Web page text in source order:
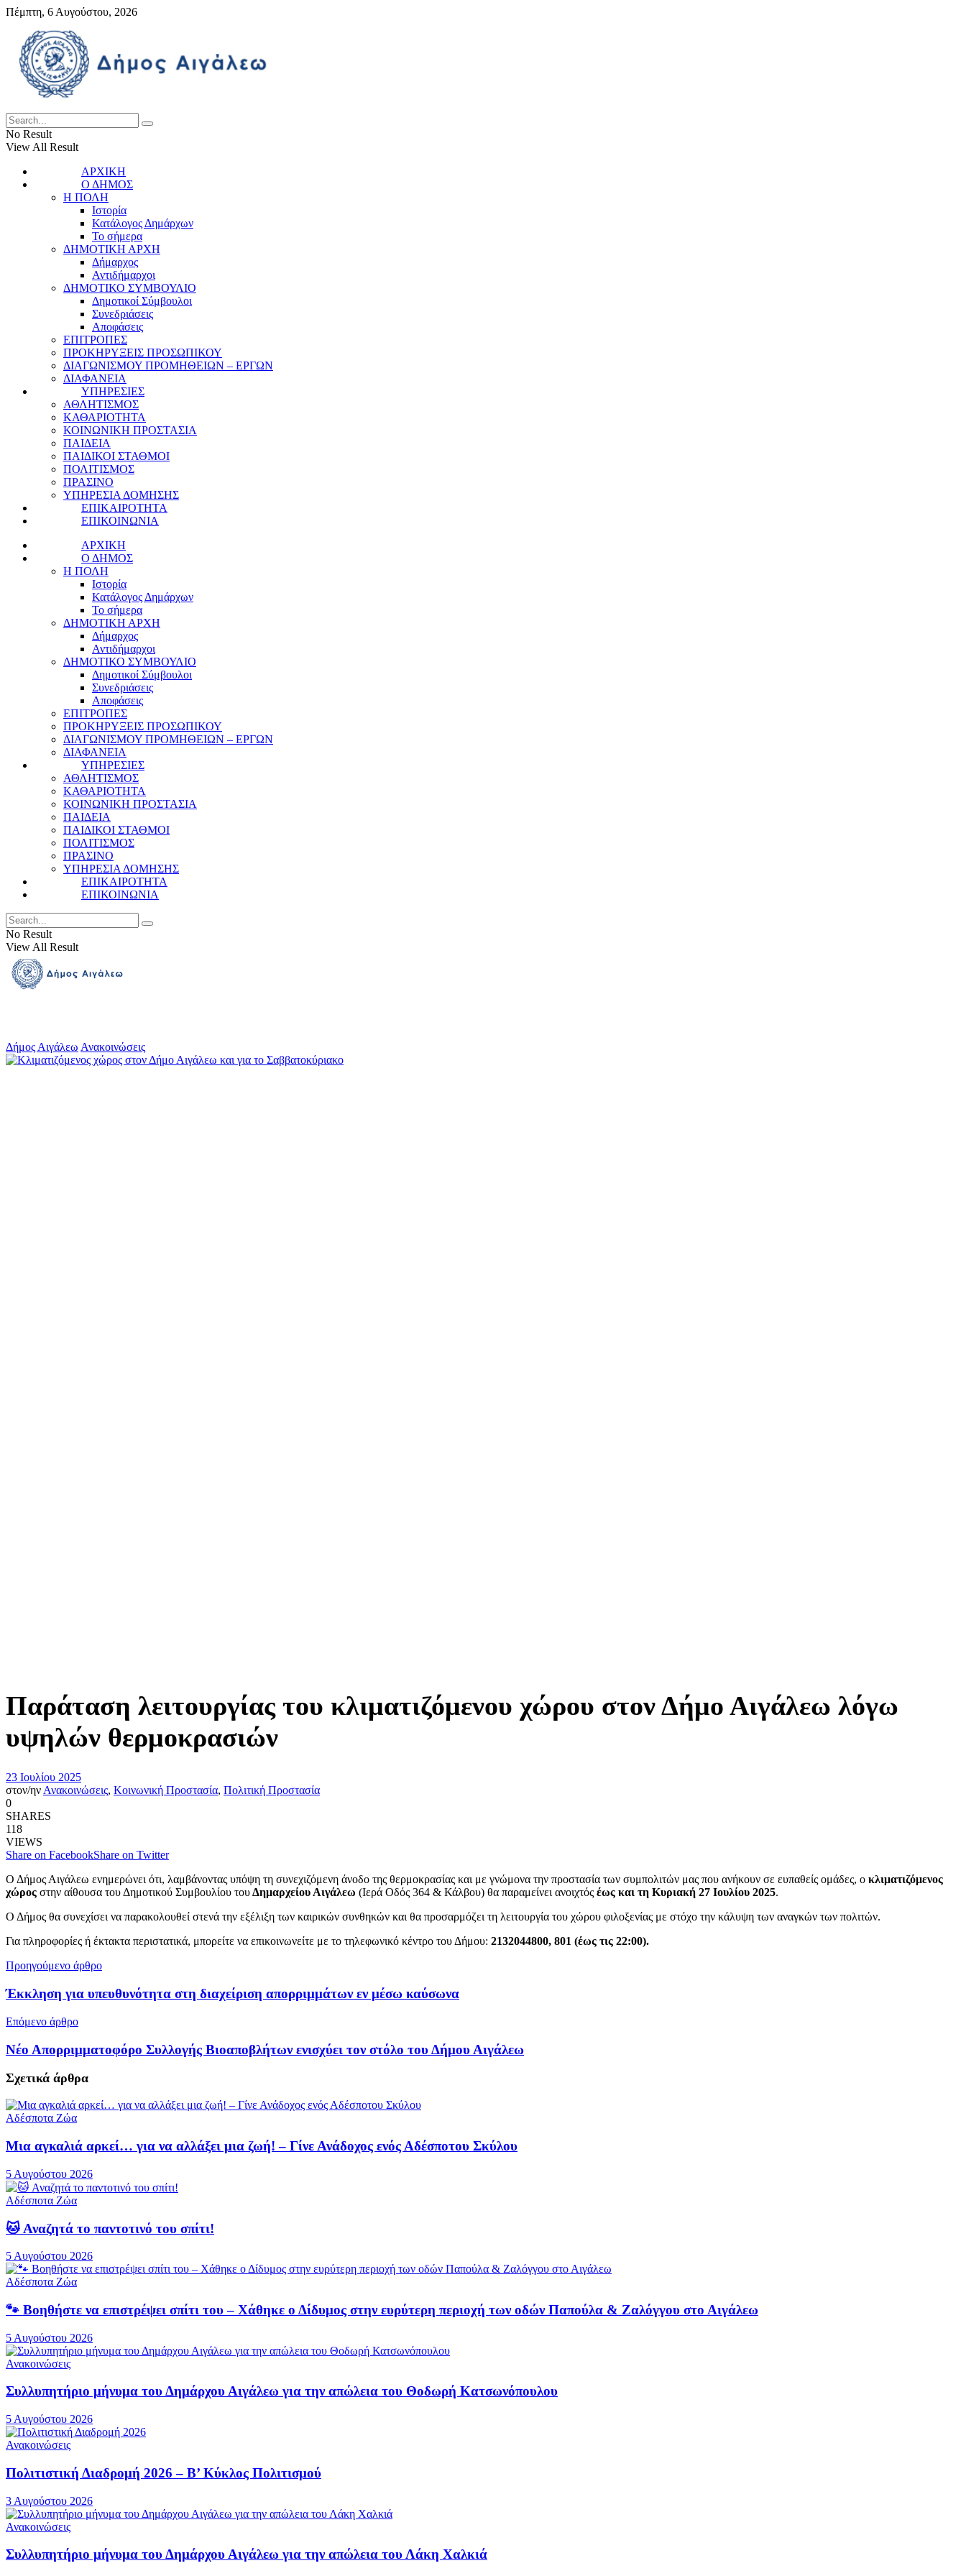
Πέμπτη, 6 Αυγούστου, 2026
No Result
View All Result
ΑΡΧΙΚΗ
Ο ΔΗΜΟΣ
Η ΠΟΛΗ
Ιστορία
Κατάλογος Δημάρχων
Το σήμερα
ΔΗΜΟΤΙΚΗ ΑΡΧΗ
Δήμαρχος
Αντιδήμαρχοι
ΔΗΜΟΤΙΚΟ ΣΥΜΒΟΥΛΙΟ
Δημοτικοί Σύμβουλοι
Συνεδριάσεις
Αποφάσεις
ΕΠΙΤΡΟΠΕΣ
ΠΡΟΚΗΡΥΞΕΙΣ ΠΡΟΣΩΠΙΚΟΥ
ΔΙΑΓΩΝΙΣΜΟΥ ΠΡΟΜΗΘΕΙΩΝ – ΕΡΓΩΝ
ΔΙΑΦΑΝΕΙΑ
ΥΠΗΡΕΣΙΕΣ
ΑΘΛΗΤΙΣΜΟΣ
ΚΑΘΑΡΙΟΤΗΤΑ
ΚΟΙΝΩΝΙΚΗ ΠΡΟΣΤΑΣΙΑ
ΠΑΙΔΕΙΑ
ΠΑΙΔΙΚΟΙ ΣΤΑΘΜΟΙ
ΠΟΛΙΤΙΣΜΟΣ
ΠΡΑΣΙΝΟ
ΥΠΗΡΕΣΙΑ ΔΟΜΗΣΗΣ
ΕΠΙΚΑΙΡΟΤΗΤΑ
ΕΠΙΚΟΙΝΩΝΙΑ
ΑΡΧΙΚΗ
Ο ΔΗΜΟΣ
Η ΠΟΛΗ
Ιστορία
Κατάλογος Δημάρχων
Το σήμερα
ΔΗΜΟΤΙΚΗ ΑΡΧΗ
Δήμαρχος
Αντιδήμαρχοι
ΔΗΜΟΤΙΚΟ ΣΥΜΒΟΥΛΙΟ
Δημοτικοί Σύμβουλοι
Συνεδριάσεις
Αποφάσεις
ΕΠΙΤΡΟΠΕΣ
ΠΡΟΚΗΡΥΞΕΙΣ ΠΡΟΣΩΠΙΚΟΥ
ΔΙΑΓΩΝΙΣΜΟΥ ΠΡΟΜΗΘΕΙΩΝ – ΕΡΓΩΝ
ΔΙΑΦΑΝΕΙΑ
ΥΠΗΡΕΣΙΕΣ
ΑΘΛΗΤΙΣΜΟΣ
ΚΑΘΑΡΙΟΤΗΤΑ
ΚΟΙΝΩΝΙΚΗ ΠΡΟΣΤΑΣΙΑ
ΠΑΙΔΕΙΑ
ΠΑΙΔΙΚΟΙ ΣΤΑΘΜΟΙ
ΠΟΛΙΤΙΣΜΟΣ
ΠΡΑΣΙΝΟ
ΥΠΗΡΕΣΙΑ ΔΟΜΗΣΗΣ
ΕΠΙΚΑΙΡΟΤΗΤΑ
ΕΠΙΚΟΙΝΩΝΙΑ
No Result
View All Result
Δήμος Αιγάλεω Ανακοινώσεις
Παράταση λειτουργίας του κλιματιζόμενου χώρου στον Δήμο Αιγάλεω λόγω
υψηλών θερμοκρασιών
23 Ιουλίου 2025
στον/ηνΑνακοινώσεις, Κοινωνική Προστασία, Πολιτική Προστασία
0
SHARES
118
VIEWS
Share on FacebookShare on Twitter
Ο Δήμος Αιγάλεω ενημερώνει ότι, λαμβάνοντας υπόψη τη συνεχιζόμενη άνοδο της θερμοκρασίας και με γνώμονα την προστασία των συμπολιτών μας που ανήκουν σε ευπαθείς ομάδες, ο κλιματιζόμενος
χώρος στην αίθουσα του Δημοτικού Συμβουλίου τουΔημαρχείου Αιγάλεω (Ιερά Οδός 364 & Κάλβου) θα παραμείνει ανοιχτός έως και τη Κυριακή 27 Ιουλίου 2025.
Ο Δήμος θα συνεχίσει να παρακολουθεί στενά την εξέλιξη των καιρικών συνθηκών και θα προσαρμόζει τη λειτουργία του χώρου φιλοξενίας με στόχο την κάλυψη των αναγκών των πολιτών.
Για πληροφορίες ή έκτακτα περιστατικά, μπορείτε να επικοινωνείτε με το τηλεφωνικό κέντρο του Δήμου: 2132044800, 801 (έως τις 22:00).
Προηγούμενο άρθρο
Έκκληση για υπευθυνότητα στη διαχείριση απορριμμάτων εν μέσω καύσωνα
Επόμενο άρθρο
Νέο Απορριμματοφόρο Συλλογής Βιοαποβλήτων ενισχύει τον στόλο του Δήμου Αιγάλεω
Σχετικά άρθρα
Αδέσποτα Ζώα
Μια αγκαλιά αρκεί… για να αλλάξει μια ζωή! – Γίνε Ανάδοχος ενός Αδέσποτου Σκύλου
5 Αυγούστου 2026
Αδέσποτα Ζώα
🐱 Αναζητά το παντοτινό του σπίτι!
5 Αυγούστου 2026
Αδέσποτα Ζώα
🐾 Βοηθήστε να επιστρέψει σπίτι του – Χάθηκε ο Δίδυμος στην ευρύτερη περιοχή των οδών Παπούλα & Ζαλόγγου στο Αιγάλεω
5 Αυγούστου 2026
Ανακοινώσεις
Συλλυπητήριο μήνυμα του Δημάρχου Αιγάλεω για την απώλεια του Θοδωρή Κατσωνόπουλου
5 Αυγούστου 2026
Ανακοινώσεις
Πολιτιστική Διαδρομή 2026 – Β’ Κύκλος Πολιτισμού
3 Αυγούστου 2026
Ανακοινώσεις
Συλλυπητήριο μήνυμα του Δημάρχου Αιγάλεω για την απώλεια του Λάκη Χαλκιά